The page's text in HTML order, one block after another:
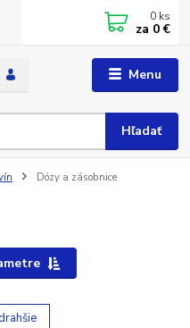
Menu
Hľadať
0 ks
za 0 €
Dózy a zásobnice